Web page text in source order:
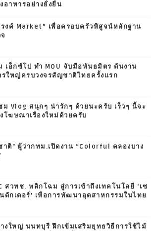
อาหารอย่างยั่งยืน
รงค์ Market” เพื่อครอบครัวพิสูจน์หลักฐาน
เอ็กซ์โป ทำ MOU จับมือพันธมิตร ดันงาน
รใหญ่ครบวงจรสัญชาติไทยครั้งแรก
ม Vlog สนุกๆ น่ารักๆ ด้วยนะครับ เร็วๆ นี้จะ
โฆษณาเรื่องใหม่ด้วยครับ
าติ" ผู้ว่ากทม.เปิดงาน “Colorful คลองบาง
สวทช. พลิกโฉม สู่การเข้าถึงเทคโนโลยี ‘เซ
ดักเตอร์’ เพื่อการพัฒนาอุตสาหกรรมในไทย
งใหญ่ นนทบุรี ฝึกเข้มเสริมยุทธวิธีการใช้ไม้